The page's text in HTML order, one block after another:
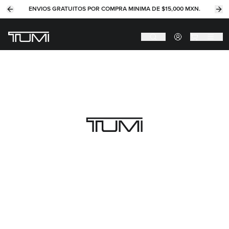
Previous slide
ENVIOS GRATUITOS POR COMPRA MINIMA DE $15,000 MXN.